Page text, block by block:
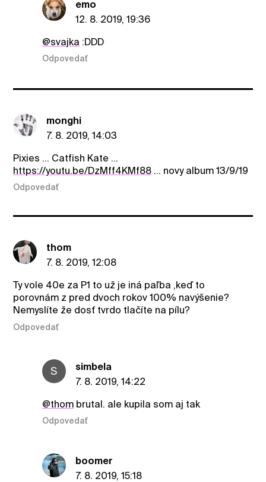
emo
12. 8. 2019, 19:36
@svajka :DDD
Odpovedať
monghi
7. 8. 2019, 14:03
Pixies ... Catfish Kate ...
https://youtu.be/DzMff4KMf88 ... novy album 13/9/19
Odpovedať
thom
7. 8. 2019, 12:08
Ty vole 40e za P1 to už je iná paľba ,keď to
porovnám z pred dvoch rokov 100% navýšenie?
Nemyslíte že dosť tvrdo tlačíte na pílu?
Odpovedať
S
simbela
7. 8. 2019, 14:22
@thombrutal. ale kupila som aj tak
Odpovedať
boomer
7. 8. 2019, 15:18